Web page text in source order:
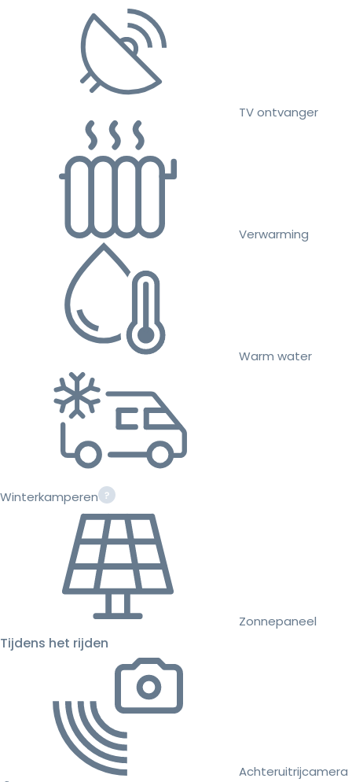
TV ontvanger
Verwarming
Warm water
Winterkamperen
Zonnepaneel
Tijdens het rijden
Achteruitrijcamera